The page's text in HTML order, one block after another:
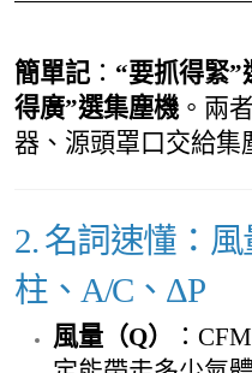
簡單記 ： “要抓得緊”
得廣”選集塵機。兩
器、源頭罩口交給集
2. 名詞速懂：
柱、A/C、ΔP
風量（Q） ：